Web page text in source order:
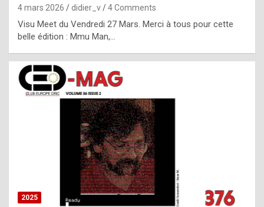
p
l
c
h
i
s
t
o
r
4 mars 2026 didier_v 4 Comments
Visu Meet du Vendredi 27 Mars. Merci à tous pour cette
belle édition : Mmu Man,…
2025